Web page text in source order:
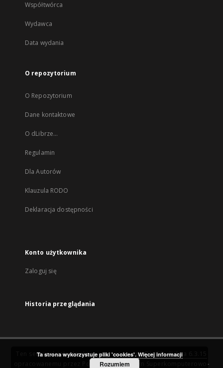
Współtwórca
Wydawca
Data wydania
O repozytorium
O Repozytorium
Dane kontaktowe
O dLibrze...
Regulamin
Dla Autorów
Klauzula RODO
Deklaracja dostępności
Konto użytkownika
Zaloguj się
Historia przeglądania
Ten serwis działa dzięki oprogramowaniuDInGO dLibra 6.3.15
Poznańskie Centrum Superkomputerowo-
Ta strona wykorzystuje pliki 'cookies'. Więcej informacji
Rozumiem